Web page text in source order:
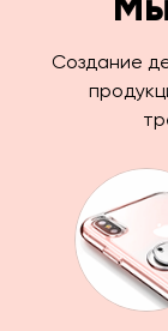
Создание